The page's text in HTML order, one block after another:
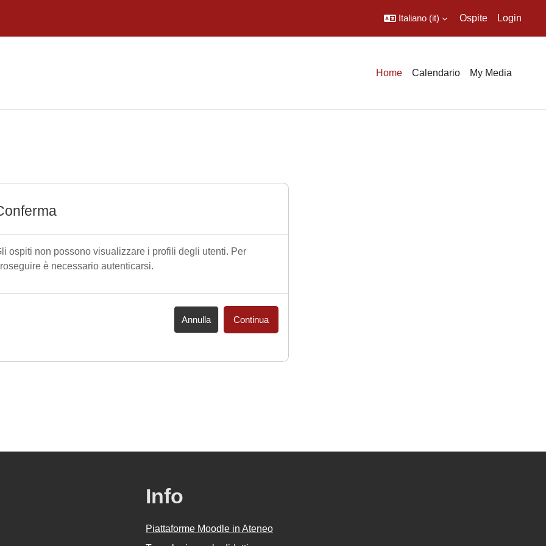
Italiano ‎(it)‎ Ospite Login
Home Calendario My Media
ospiti non possono visualizzare i profili degli utenti. Per
è necessario autenticarsi.
Annulla Continua
Info
Piattaforme Moodle in Ateneo